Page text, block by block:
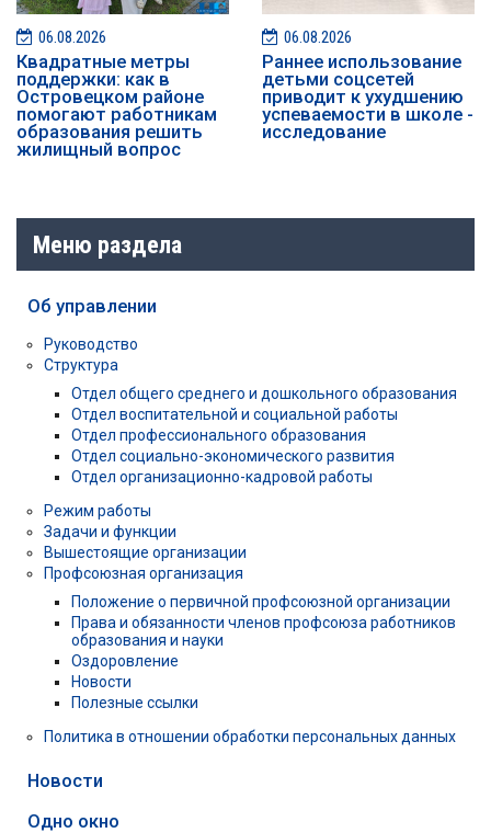
06.08.2026
Квадратные метры
поддержки: как в
Островецком районе
помогают работникам
образования решить
жилищный вопрос
06.08.2026
Раннее использование
детьми соцсетей
приводит к ухудшению
успеваемости в школе -
исследование
Меню раздела
Об управлении
Руководство
Структура
Отдел общего среднего и дошкольного образования
Отдел воспитательной и социальной работы
Отдел профессионального образования
Отдел социально-экономического развития
Отдел организационно-кадровой работы
Режим работы
Задачи и функции
Вышестоящие организации
Профсоюзная организация
Положение о первичной профсоюзной организации
Права и обязанности членов профсоюза работников
образования и науки
Оздоровление
Новости
Полезные ссылки
Политика в отношении обработки персональных данных
Новости
Одно окно